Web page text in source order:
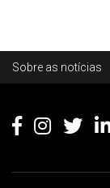
Footer
Sobre as notícias